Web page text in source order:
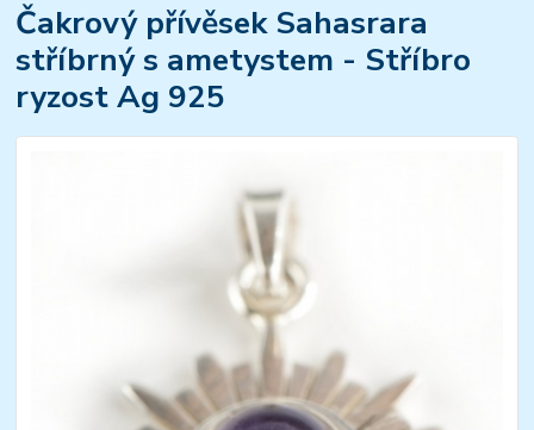
Čakrový přívěsek Sahasrara
stříbrný s ametystem - Stříbro
ryzost Ag 925